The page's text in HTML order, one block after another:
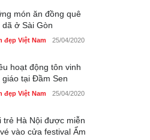
món ăn đồng quê
dã ở Sài Gòn
đẹp Việt Nam 25/04/2020
hoạt động tôn vinh
giáo tại Đầm Sen
đẹp Việt Nam 25/04/2020
trẻ Hà Nội được miễn
vào cửa festival Ẩm